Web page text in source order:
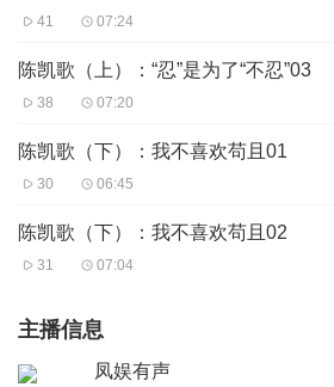
41 07:24
陈凯歌（上）：“忍”是为了“不忍”03
38 07:20
陈凯歌（下）：我不喜欢苟且01
30 06:45
陈凯歌（下）：我不喜欢苟且02
31 07:04
主播信息
凤娱有声